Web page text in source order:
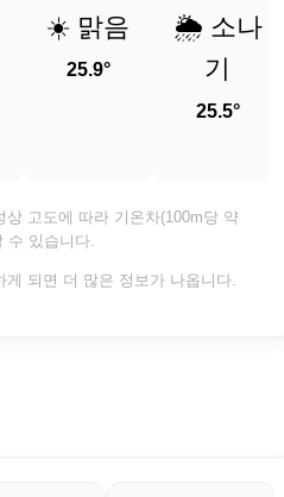
☀️ 맑음
25.9°
🌦️ 소나
기
25.5°
상 고도에 따라 기온차(100m당 약
수 있습니다.
게 되면 더 많은 정보가 나옵니다.